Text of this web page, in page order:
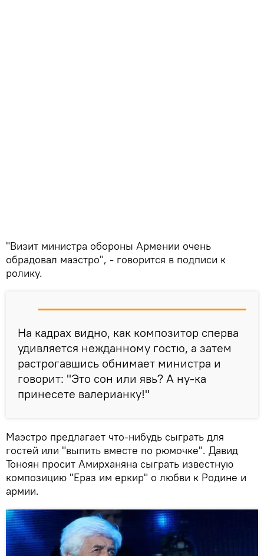
"Визит министра обороны Армении очень
обрадовал маэстро", - говорится в подписи к
ролику.
На кадрах видно, как композитор сперва
удивляется нежданному гостю, а затем
растрогавшись обнимает министра и
говорит: "Это сон или явь? А ну-ка
принесете валерианку!"
Маэстро предлагает что-нибудь сыграть для
гостей или "выпить вместе по рюмочке". Давид
Тоноян просит Амирханяна сыграть известную
композицию "Ераз им еркир" о любви к Родине и
армии.